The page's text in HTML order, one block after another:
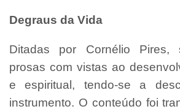
Degraus da Vida
Ditadas por Cornélio
prosas com vistas ao
e espiritual, tendo-se a
instrumento. O conteúdo foi